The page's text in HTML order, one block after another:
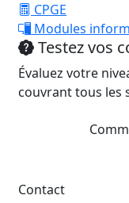
CPGE
Modules
Testez vos
Évaluez votre
couvrant tous les
Contact